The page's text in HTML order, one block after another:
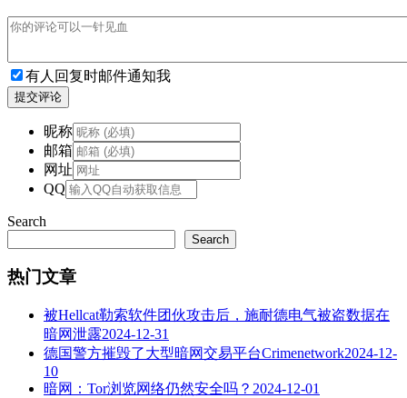
有人回复时邮件通知我
提交评论
昵称
邮箱
网址
QQ
Search
Search
热门文章
被Hellcat勒索软件团伙攻击后，施耐德电气被盗数据在
暗网泄露2024-12-31
德国警方摧毁了大型暗网交易平台Crimenetwork2024-12-
10
暗网：Tor浏览网络仍然安全吗？ 2024-12-01